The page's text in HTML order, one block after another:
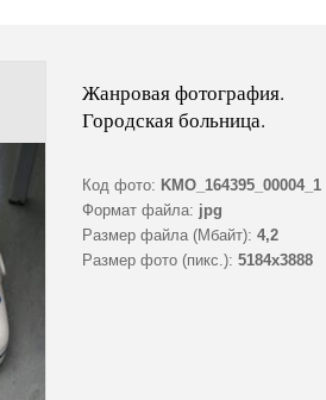
Жанровая фотография.
Городская больница.
Код фото: KMO_164395_00004_1
Формат файла: jpg
Размер файла (Мбайт): 4,2
Размер фото (пикс.): 5184x3888